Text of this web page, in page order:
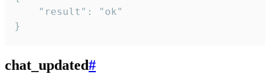
    "result": "ok"
}
chat_updated#